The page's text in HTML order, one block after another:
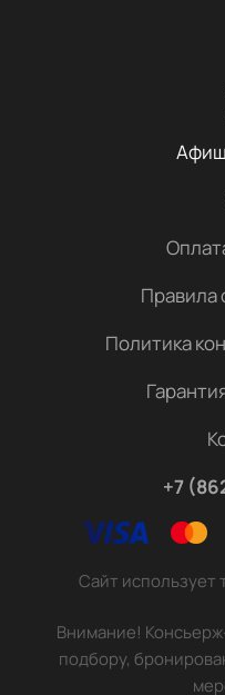
Правила
Политика
+7
Сайт использует
Внимание!
подбору,